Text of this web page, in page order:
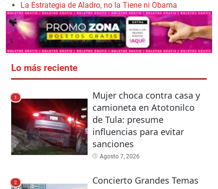
La Estrategia de Aladro, no la Tiene ni Obama
Lo más reciente
1
Mujer choca contra casa y
camioneta en Atotonilco
de Tula: presume
influencias para evitar
sanciones
Agosto 7, 2026
2
Concierto Grandes Temas